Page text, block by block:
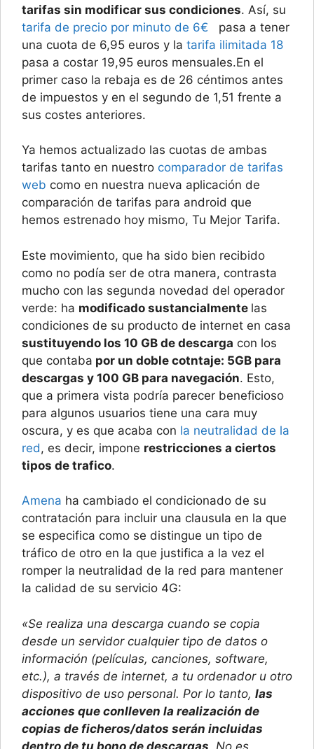
tarifas sin modificar sus condiciones. Así, su
tarifa de precio por minuto de 6€ pasa a tener
una cuota de 6,95 euros y la tarifa ilimitada 18
pasa a costar 19,95 euros mensuales.En el
primer caso la rebaja es de 26 céntimos antes
de impuestos y en el segundo de 1,51 frente a
sus costes anteriores.
Ya hemos actualizado las cuotas de ambas
tarifas tanto en nuestro comparador de tarifas
web como en nuestra nueva aplicación de
comparación de tarifas para android que
hemos estrenado hoy mismo, Tu Mejor Tarifa.
Este movimiento, que ha sido bien recibido
como no podía ser de otra manera, contrasta
mucho con las segunda novedad del operador
verde: ha modificado sustancialmente las
condiciones de su producto de internet en casa
sustituyendo los 10 GB de descarga con los
que contaba por un doble cotntaje: 5GB para
descargas y 100 GB para navegación. Esto,
que a primera vista podría parecer beneficioso
para algunos usuarios tiene una cara muy
oscura, y es que acaba con la neutralidad de la
red, es decir, impone restricciones a ciertos
tipos de trafico.
Amena ha cambiado el condicionado de su
contratación para incluir una clausula en la que
se especifica como se distingue un tipo de
tráfico de otro en la que justifica a la vez el
romper la neutralidad de la red para mantener
la calidad de su servicio 4G:
«Se realiza una descarga cuando se copia
desde un servidor cualquier tipo de datos o
información (películas, canciones, software,
etc.), a través de internet, a tu ordenador u otro
dispositivo de uso personal. Por lo tanto, las
acciones que conlleven la realización de
copias de ficheros/datos serán incluidas
dentro de tu bono de descargas . No es